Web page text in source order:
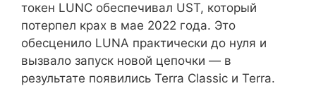
токен LUNC обеспечивал UST, который
потерпел крах в мае 2022 года. Это
обесценило LUNA практически до нуля и
вызвало запуск новой цепочки — в
результате появились Terra Classic и Terra.